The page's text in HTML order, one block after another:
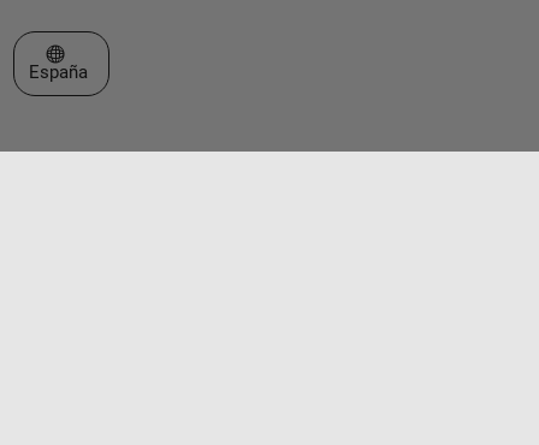
Seleccione un país/idioma
España